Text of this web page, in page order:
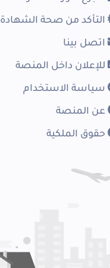
التأكد من صحة الشهادة
اتصل بينا
للإعلان داخل المنصة
سياسة الاستخدام
عن المنصة
حقوق الملكية